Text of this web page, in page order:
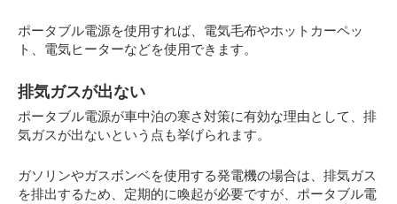
ポータブル電源を使用すれば、電気毛布やホットカーペッ
ト、電気ヒーターなどを使用できます。
排気ガスが出ない
ポータブル電源が車中泊の寒さ対策に有効な理由として、排
気ガスが出ないという点も挙げられます。
ガソリンやガスボンベを使用する発電機の場合は、排気ガス
を排出するため、定期的に喚起が必要ですが、ポータブル電